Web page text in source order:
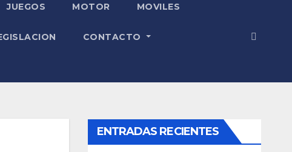
JUEGOS MOTOR MOVILES
CONTACTO
ENTRADAS RECIENTES